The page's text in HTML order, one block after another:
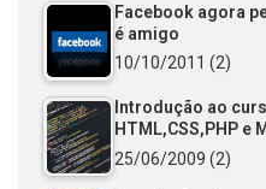
Facebook agora
é amigo
10/10/2011 (2)
Introdução ao
HTML,CSS,PHP e
25/06/2009 (2)